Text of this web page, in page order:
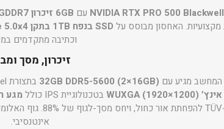
NVIDIA RTX PRO 500 Blackwell עם 6GB זיכרון GDDR7
SSD בנפח 1TB בתקן PCIe 5.0x4
וכתיבה מתקדמים
זיכרון, מסך
המחשב מגיע עם 32GB DDR5-5600 (2×16GB) בתצורת Dual Channel, עם אפשרות הרחבה עד
בטכנולוגיית IPS כולל מגע
אינטנסיבי.